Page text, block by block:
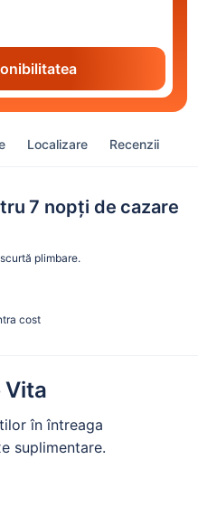
Localizare Recenzii
7 nopți de cazare
plimbare.
cost
Vita
în întreaga
suplimentare.